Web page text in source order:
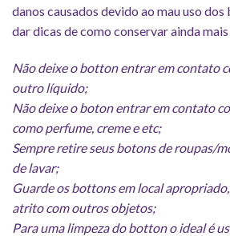
danos causados devido ao mau uso
dar dicas de como conservar ainda
Não deixe o botton entrar em contato
outro líquido;
Não deixe o boton entrar em contato
como perfume, creme e etc;
Sempre retire seus botons de roupas/
de lavar;
Guarde os bottons em local
atrito com outros objetos;
Para uma limpeza do botton o ideal é